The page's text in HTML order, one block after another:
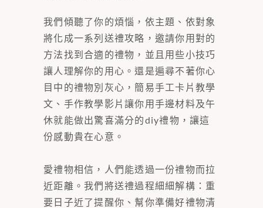
我們傾聽了你的煩惱，依主題、依對象
將化成一系列送禮攻略，邀請你用對的
方法找到合適的禮物，並且用些小技巧
讓人理解你的用心。還是遍尋不著你心
目中的禮物別灰心，簡易手工卡片教學
文、手作教學影片讓你用手邊材料及午
休就能做出驚喜滿分的diy禮物，讓這
份感動貴在心意。
愛禮物相信，人們能透過一份禮物而拉
近距離。我們將送禮過程細細解構：重
要日子近了提醒你、幫你準備好禮物清